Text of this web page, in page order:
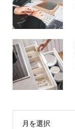
月を選択